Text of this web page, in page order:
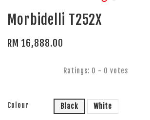
Morbidelli T252X
RM 16,888.00
Ratings: 0 - 0 votes
Colour Black White